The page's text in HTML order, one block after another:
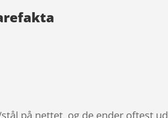
på nettet, og de ender oftest ud